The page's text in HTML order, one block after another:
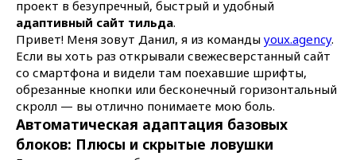
проект в безупречный, быстрый и удобный
адаптивный сайт тильда.
Привет! Меня зовут Данил, я из команды youx.agency.
Если вы хоть раз открывали свежесверстанный сайт
со смартфона и видели там поехавшие шрифты,
обрезанные кнопки или бесконечный горизонтальный
скролл — вы отлично понимаете мою боль.
Автоматическая адаптация базовых
блоков: Плюсы и скрытые ловушки